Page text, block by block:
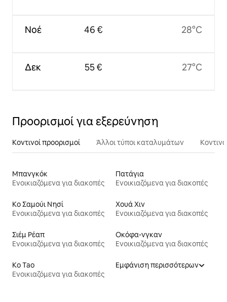
Νοέ
Δεκ
46 €
55 €
28°C
27°C
Προορισμοί για εξερεύνηση
Κοντινοί προορισμοί Άλλοι τύποι καταλυμάτων
Μπανγκόκ
Ενοικιαζόμενα για διακοπές
Πατάγια
Ενοικιαζόμενα για διακοπές
Κο Σαμούι Νησί
Ενοικιαζόμενα για διακοπές
Χουά Χιν
Ενοικιαζόμενα για διακοπές
Σιέμ Ρέαπ
Ενοικιαζόμενα για διακοπές
Οκόφα-νγκαν
Ενοικιαζόμενα για διακοπές
Ko Tao
Ενοικιαζόμενα για διακοπές
Εμφάνιση περισσότερων